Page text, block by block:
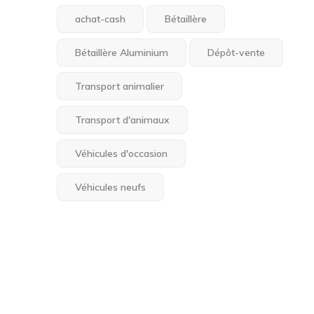
achat-cash Bétaillère
Bétaillère Aluminium Dépôt-vente
Transport animalier
Transport d'animaux
Véhicules d'occasion
Véhicules neufs